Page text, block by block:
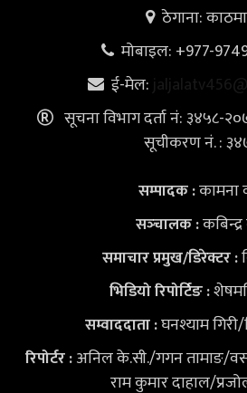
ठेगाना:
मोबाइल: +977-
ई-मेल:
सूचना विभाग दर्ता नं: ३४५८-
सूचीकरण नं. :
सम्पादक :कामना
सञ्‍चालक :
समाचार प्रमुख/डिरेक्टर :
भिडियोरिपोर्टिङ :
सम्वाददाता :घनश्याम
रिपोर्टर :अनिल के.सी./गगन तामाङ/
राम कुमार दाहाल/